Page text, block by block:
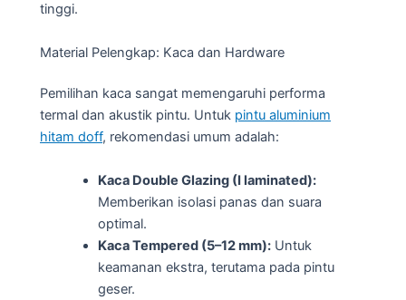
tinggi.
Material Pelengkap: Kaca dan Hardware
Pemilihan kaca sangat memengaruhi performa
termal dan akustik pintu. Untuk pintu aluminium
hitam doff, rekomendasi umum adalah:
Kaca Double Glazing (I laminated):
Memberikan isolasi panas dan suara
optimal.
Kaca Tempered (5–12 mm):Untuk
keamanan ekstra, terutama pada pintu
geser.